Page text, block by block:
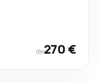
de270 €